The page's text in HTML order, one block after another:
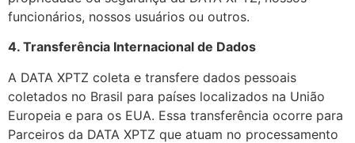
funcionários, nossos usuários ou outros.
4. Transferência Internacional de Dados
A DATA XPTZ coleta e transfere dados pessoais
coletados no Brasil para países localizados na União
Europeia e para os EUA. Essa transferência ocorre para
Parceiros da DATA XPTZ que atuam no processamento